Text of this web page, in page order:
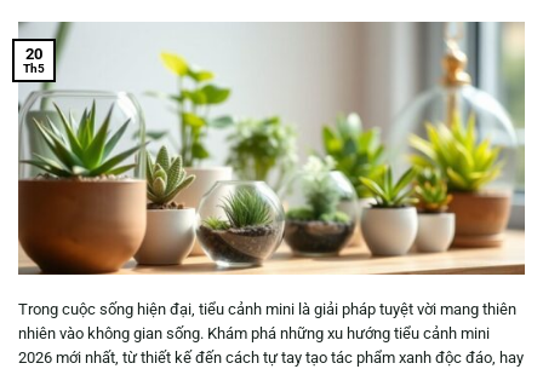
20
Th5
Trong cuộc sống hiện đại, tiểu cảnh mini là giải pháp tuyệt vời mang thiên
nhiên vào không gian sống. Khám phá những xu hướng tiểu cảnh mini
2026 mới nhất, từ thiết kế đến cách tự tay tạo tác phẩm xanh độc đáo, hay